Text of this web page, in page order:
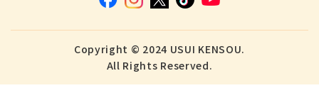
Copyright © 2024 USUI KENSOU.
All Rights Reserved.